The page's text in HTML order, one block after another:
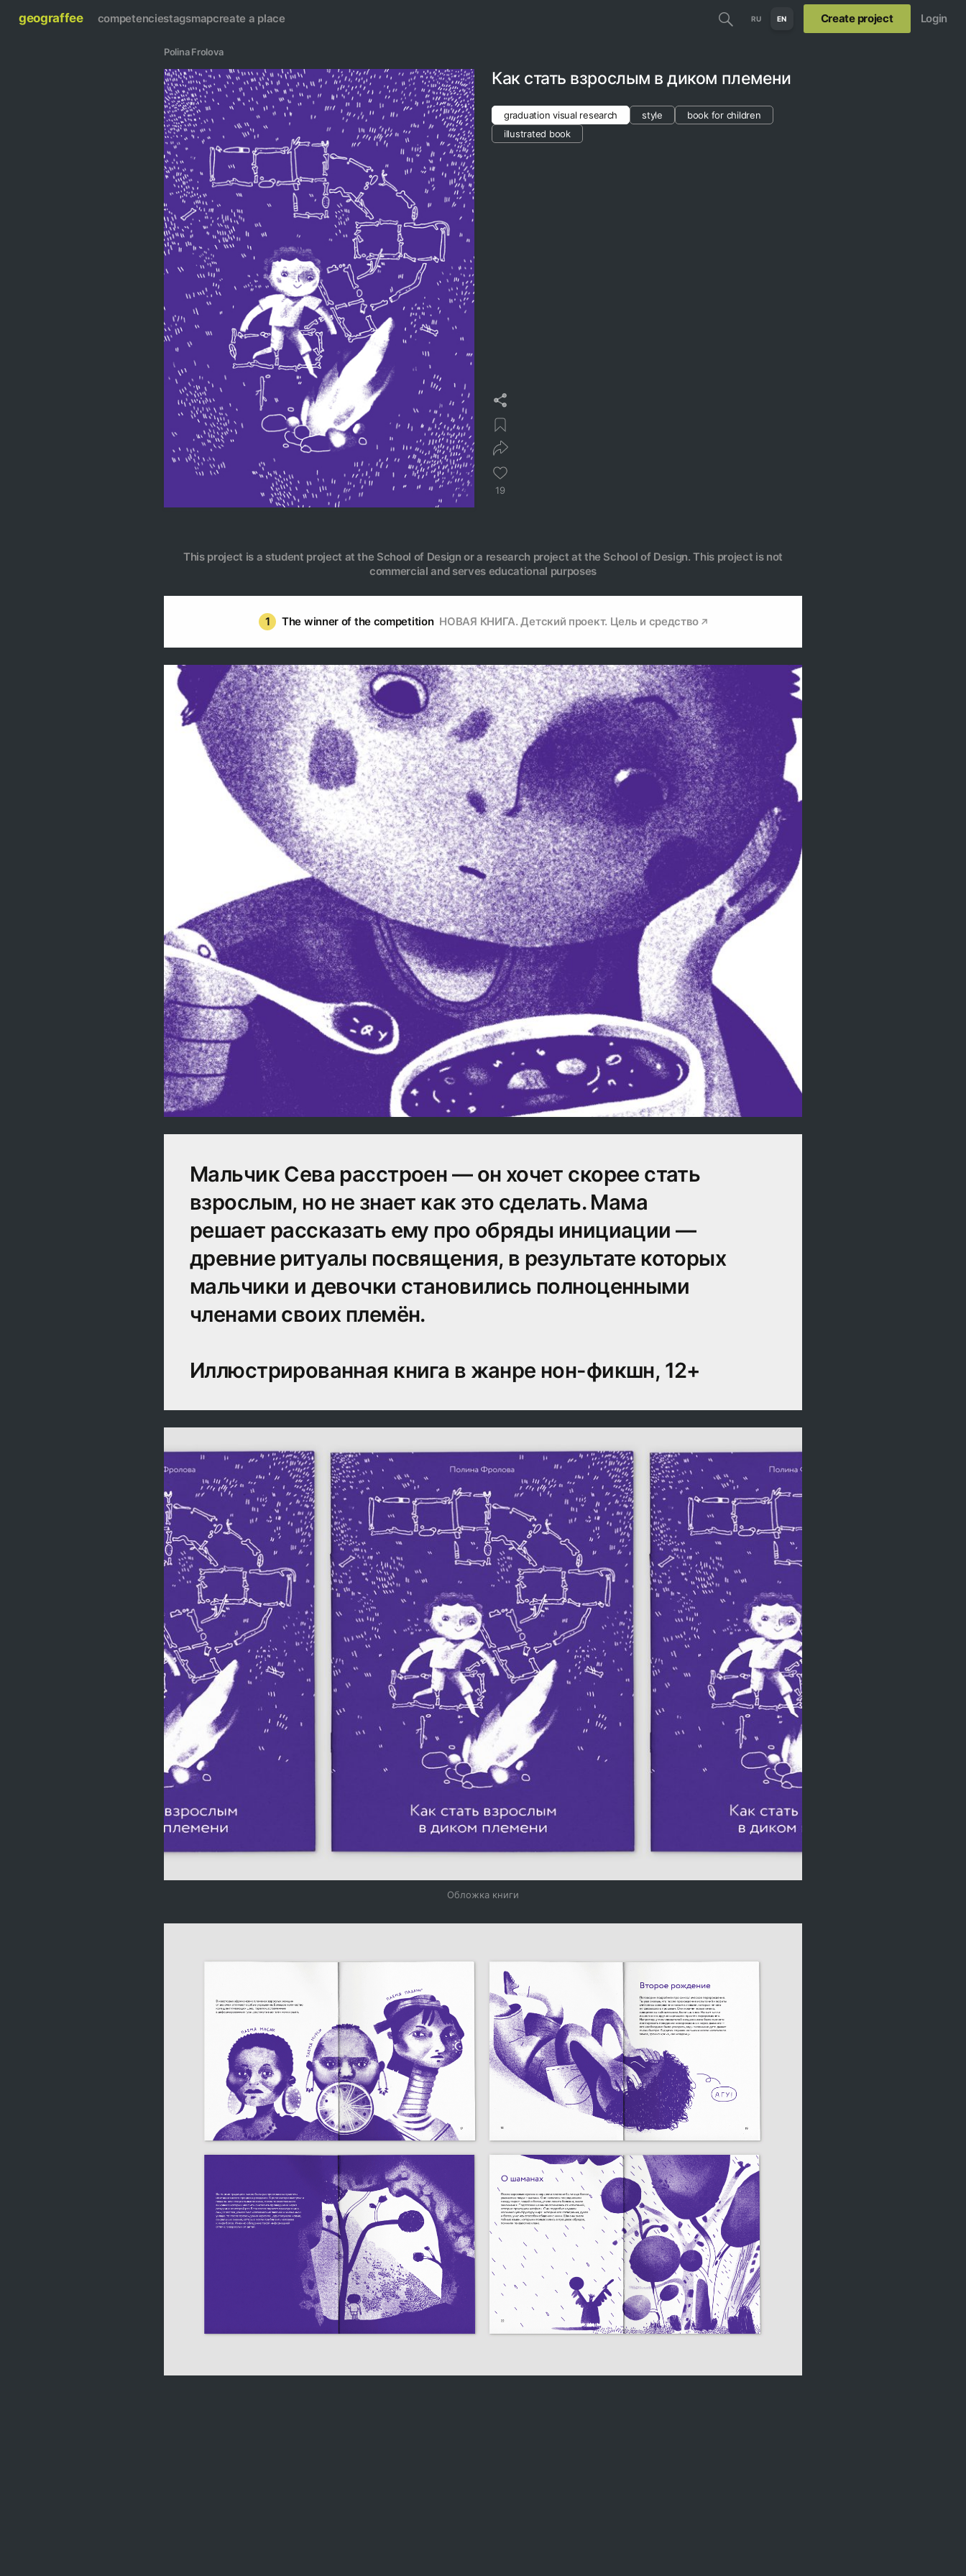
geograffee competenciestagsmapcreate a place RU EN Create project Login
Polina Frolova
Как стать взрослым в диком племени
graduation visual research style
book for children
illustrated book
19
This project is a student project at the School of Design or a research project at the School of Design. This project is not
commercial and serves educational purposes
1 The winner of the competition НОВАЯ КНИГА. Детский проект. Цель и средство
Мальчик Сева расстроен — он хочет скорее стать
взрослым, но не знает как это сделать. Мама
решает рассказать ему про обряды инициации —
древние ритуалы посвящения, в результате которых
мальчики и девочки становились полноценными
членами своих племён.
Иллюстрированная книга в жанре нон-фикшн, 12+
Обложка книги